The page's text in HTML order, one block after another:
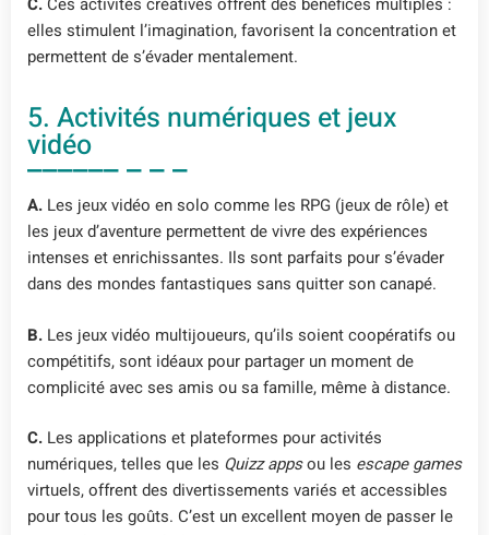
elles stimulent l’imagination, favorisent la concentration et
permettent de s’évader mentalement.
5. Activités numériques et jeux
vidéo
A. Les jeux vidéo en solo comme les RPG (jeux de rôle) et
les jeux d’aventure permettent de vivre des expériences
intenses et enrichissantes. Ils sont parfaits pour s’évader
dans des mondes fantastiques sans quitter son canapé.
B. Les jeux vidéo multijoueurs, qu’ils soient coopératifs ou
compétitifs, sont idéaux pour partager un moment de
complicité avec ses amis ou sa famille, même à distance.
C. Les applications et plateformes pour activités
numériques, telles que les Quizz appsou les escape games
virtuels, offrent des divertissements variés et accessibles
pour tous les goûts. C’est un excellent moyen de passer le